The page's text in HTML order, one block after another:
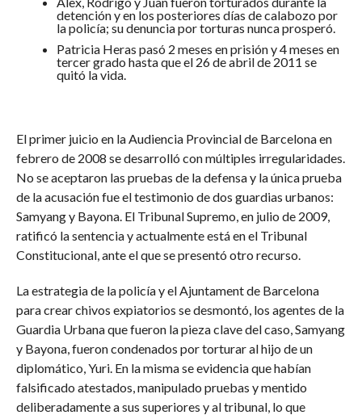
detención y en los posteriores días de calabozo por
la policía; su denuncia por torturas nunca prosperó.
Patricia Heras pasó 2 meses en prisión y 4 meses en
tercer grado hasta que el 26 de abril de 2011 se
quitó la vida.
El primer juicio en la Audiencia Provincial de Barcelona en
febrero de 2008 se desarrolló con múltiples irregularidades.
No se aceptaron las pruebas de la defensa y la única prueba
de la acusación fue el testimonio de dos guardias urbanos:
Samyang y Bayona. El Tribunal Supremo, en julio de 2009,
ratificó la sentencia y actualmente está en el Tribunal
Constitucional, ante el que se presentó otro recurso.
La estrategia de la policía y el Ajuntament de Barcelona
para crear chivos expiatorios se desmontó, los agentes de la
Guardia Urbana que fueron la pieza clave del caso, Samyang
y Bayona, fueron condenados por torturar al hijo de un
diplomático, Yuri. En la misma se evidencia que habían
falsificado atestados, manipulado pruebas y mentido
deliberadamente a sus superiores y al tribunal, lo que